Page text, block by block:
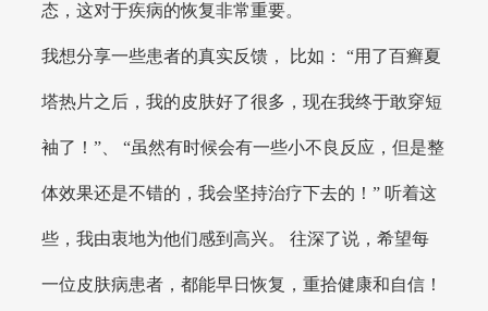
态，这对于疾病的恢复非常重要。
我想分享一些患者的真实反馈， 比如： “用了百癣夏
塔热片之后，我的皮肤好了很多，现在我终于敢穿短
袖了！”、 “虽然有时候会有一些小不良反应，但是整
体效果还是不错的，我会坚持治疗下去的！” 听着这
些，我由衷地为他们感到高兴。 往深了说，希望每
一位皮肤病患者，都能早日恢复，重拾健康和自信！